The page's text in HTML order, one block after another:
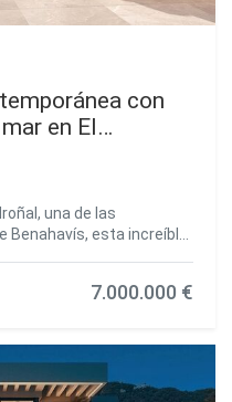
con
en El
una de las
Benahavís, esta increíble
al mar y un entorno
y máxima
7.000.000 €